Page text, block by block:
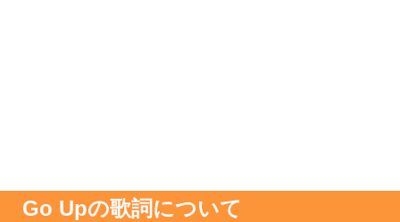
Go Upの歌詞について